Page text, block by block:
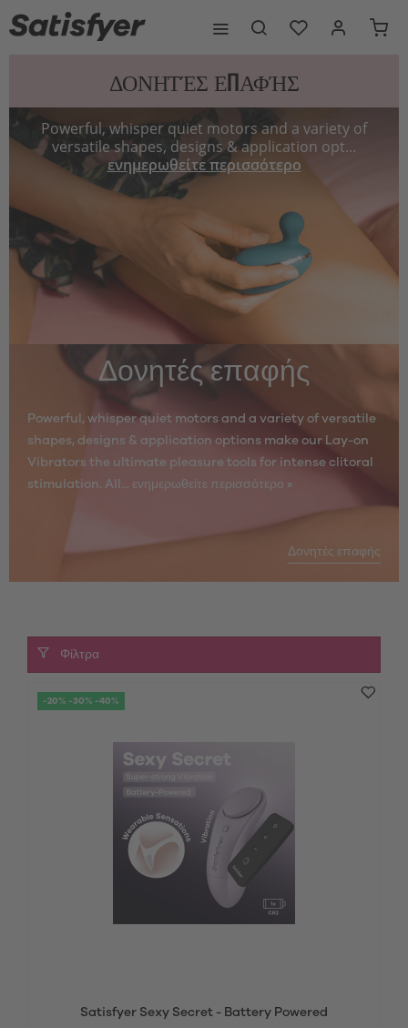
ΔΟΝΗΤΈΣ ΕΠΑΦΉΣ
Powerful, whisper quiet motors and a variety of
versatile shapes, designs & application opt...
ενημερωθείτε περισσότερο
Δονητές επαφής
Powerful, whisper quiet motors and a variety of versatile
shapes, designs & application options make our Lay-on
Vibrators the ultimate pleasure tools for intense clitoral
stimulation. All... ενημερωθείτε περισσότερο »
Δονητές επαφής
Φίλτρα
-20% -30% -40%
Satisfyer Sexy Secret - Battery Powered